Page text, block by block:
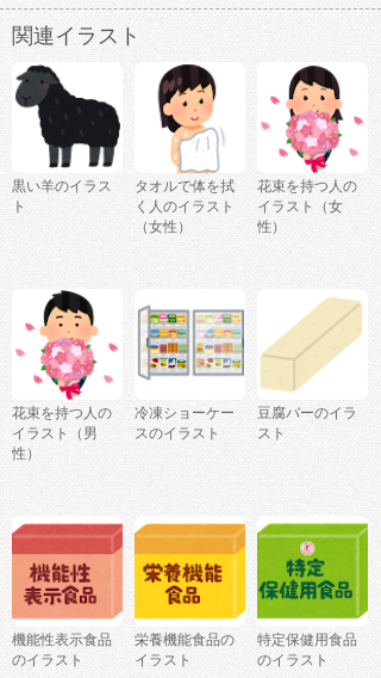
関連イラスト
黒い羊のイラス
ト
タオルで体を拭
く人のイラスト
（女性）
花束を持つ人の
イラスト（女
性）
花束を持つ人の
イラスト（男
性）
冷凍ショーケー
スのイラスト
豆腐バーのイラ
スト
機能性表示食品
のイラスト
栄養機能食品の
イラスト
特定保健用食品
のイラスト